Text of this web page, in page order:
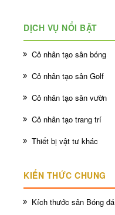
DỊCH VỤ NỔI BẬT
Cỏ nhân tạo sân bóng
Cỏ nhân tạo sân Golf
Cỏ nhân tạo sân vườn
Cỏ nhân tạo trang trí
Thiết bị vật tư khác
KIẾN THỨC CHUNG
Kích thước sân Bóng đá